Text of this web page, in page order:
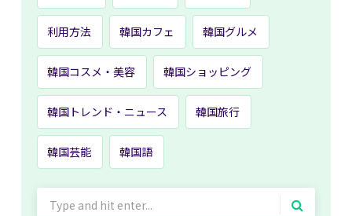
利用方法 韓国カフェ 韓国グルメ
韓国コスメ・美容 韓国ショッピング
韓国トレンド・ニュース 韓国旅行
韓国芸能 韓国語